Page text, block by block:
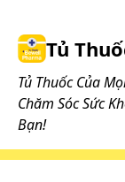
Tủ
Tủ Thuốc Của
Chăm Sóc Sức
Bạn!